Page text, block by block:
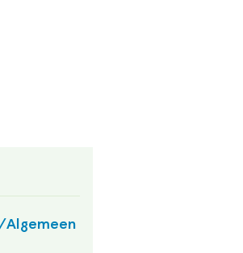
Algemeen